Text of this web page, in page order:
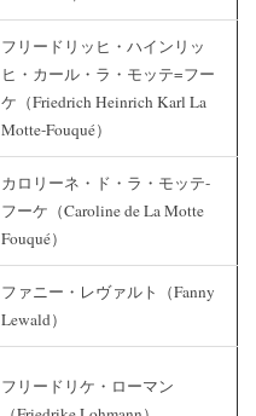
フリードリッヒ・ハインリッ
ヒ・カール・ラ・モッテ=フー
ケ（Friedrich Heinrich Karl La
Motte-Fouqué）
カロリーネ・ド・ラ・モッテ-
フーケ（Caroline de La Motte
Fouqué）
ファニー・レヴァルト（Fanny
Lewald）
フリードリケ・ローマン